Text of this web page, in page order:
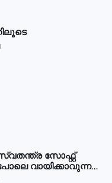
സോഫ്റ്റ്
വായിക്കാവുന്ന